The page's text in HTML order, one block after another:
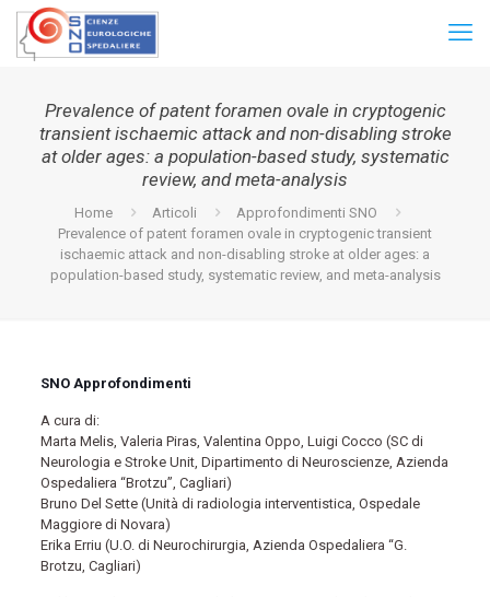
Prevalence of patent foramen ovale in cryptogenic
transient ischaemic attack and non-disabling stroke
at older ages: a population-based study, systematic
review, and meta-analysis
Home Articoli
Approfondimenti SNO
Prevalence of patent foramen ovale in cryptogenic transient
ischaemic attack and non-disabling stroke at older ages: a
population-based study, systematic review, and meta-analysis
SNO Approfondimenti
A cura di:
Marta Melis, Valeria Piras, Valentina Oppo, Luigi Cocco (SC di
Neurologia e Stroke Unit, Dipartimento di Neuroscienze, Azienda
Ospedaliera “Brotzu”, Cagliari)
Bruno Del Sette (Unità di radiologia interventistica, Ospedale
Maggiore di Novara)
Erika Erriu (U.O. di Neurochirurgia, Azienda Ospedaliera “G.
Brotzu, Cagliari)